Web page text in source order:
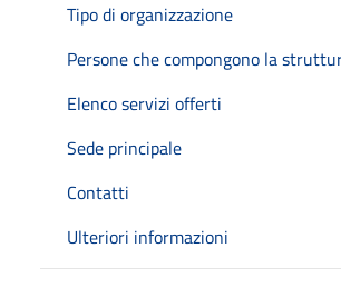
Tipo di organizzazione
Persone che compongono la
Elenco servizi offerti
Sede principale
Contatti
Ulteriori informazioni